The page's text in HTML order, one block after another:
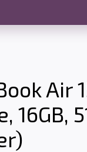
Air
16GB,